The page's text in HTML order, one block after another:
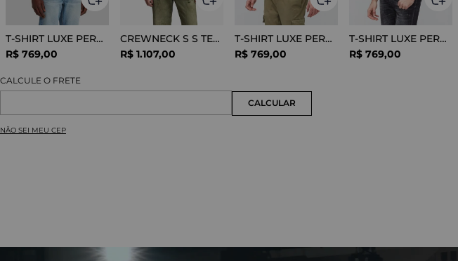
T-SHIRT LUXE PERFOR GREY MELANGE
R$ 769,00
CREWNECK S S TEE COTTON BLACK
R$ 1.107,00
T-SHIRT LUXE PERFORMANCE WHITE
R$ 769,00
T-SHIRT LUXE PERFORMANCE BLACK
R$ 769,00
NÃO SEI MEU CEP